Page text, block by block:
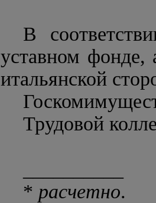
В
уставном фонде,
итальянской
Трудовой
* расчетно.